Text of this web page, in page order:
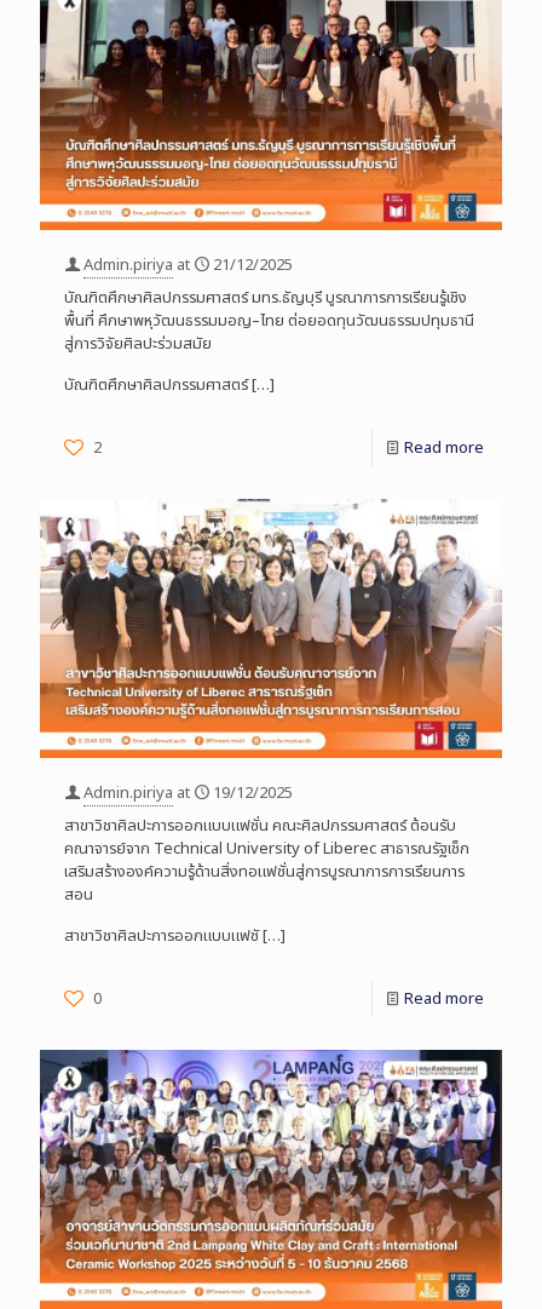
Admin.piriya at
21/12/2025
บัณฑิตศึกษาศิลปกรรมศาสตร์ มทร.ธัญบุรี บูรณาการการเรียนรู้เชิง
พื้นที่ ศึกษาพหุวัฒนธรรมมอญ–ไทย ต่อยอดทุนวัฒนธรรมปทุมธานี
สู่การวิจัยศิลปะร่วมสมัย
บัณฑิตศึกษาศิลปกรรมศาสตร์[…]
2 Read more
Admin.piriya at
19/12/2025
สาขาวิชาศิลปะการออกแบบแฟชั่น คณะศิลปกรรมศาสตร์ ต้อนรับ
คณาจารย์จาก Technical University of Liberec สาธารณรัฐเช็ก
เสริมสร้างองค์ความรู้ด้านสิ่งทอแฟชั่นสู่การบูรณาการการเรียนการ
สอน
สาขาวิชาศิลปะการออกแบบแฟชั[…]
0 Read more